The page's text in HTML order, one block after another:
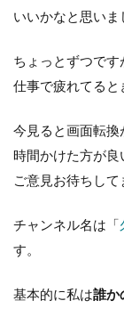
いいかなと思いま
ちょっとずつです
仕事で疲れてると
今見ると画面転
時間かけた方が良
ご意見お待ちして
チャンネル名は「
す。
基本的に私は誰か